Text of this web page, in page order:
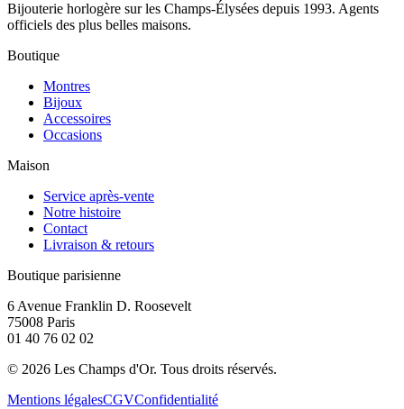
Bijouterie horlogère sur les Champs-Élysées depuis 1993. Agents
officiels des plus belles maisons.
Boutique
Montres
Bijoux
Accessoires
Occasions
Maison
Service après-vente
Notre histoire
Contact
Livraison & retours
Boutique parisienne
6 Avenue Franklin D. Roosevelt
75008 Paris
01 40 76 02 02
© 2026 Les Champs d'Or. Tous droits réservés.
Mentions légalesCGVConfidentialité